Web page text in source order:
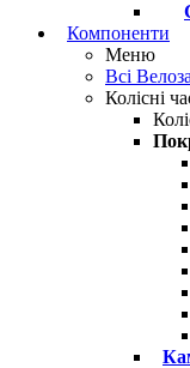
Компоненти
Меню
Всі
Колісні